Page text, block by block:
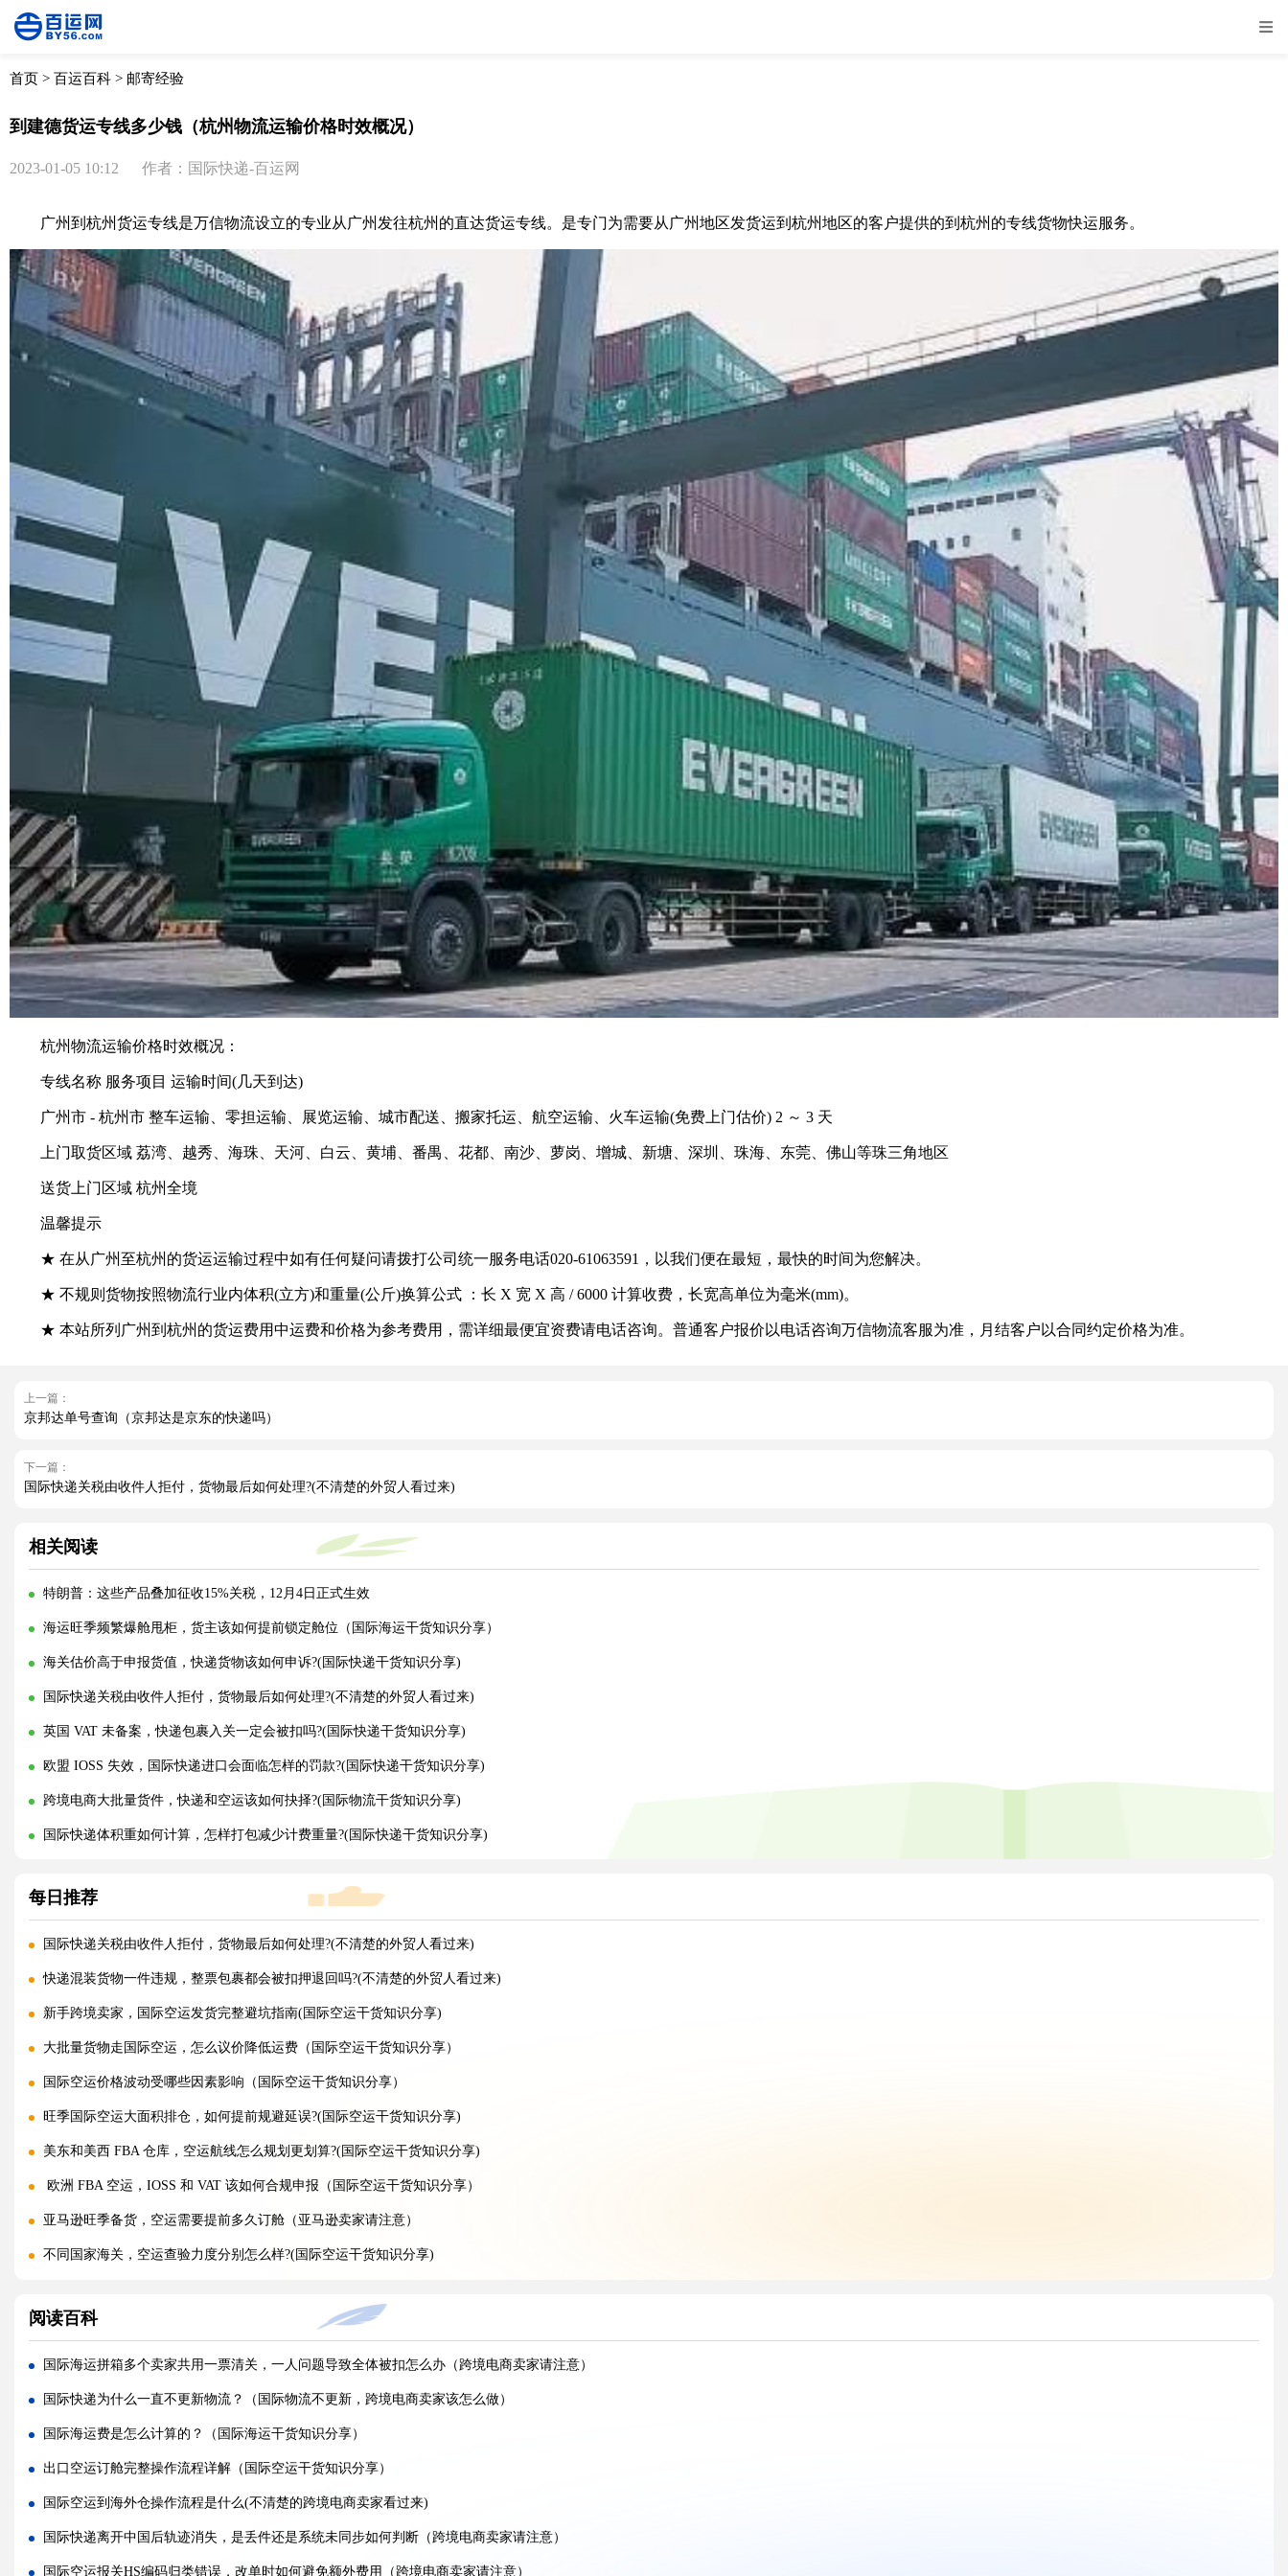
首页 > 百运百科 > 邮寄经验
到建德货运专线多少钱（杭州物流运输价格时效概况）
2023-01-05 10:12 作者：国际快递-百运网
广州到杭州货运专线是万信物流设立的专业从广州发往杭州的直达货运专线。是专门为需要从广州地区发货运到杭州地区的客户提供的到杭州的专线货物快运服务。
杭州物流运输价格时效概况：
专线名称 服务项目 运输时间(几天到达)
广州市 - 杭州市 整车运输、零担运输、展览运输、城市配送、搬家托运、航空运输、火车运输(免费上门估价) 2 ～ 3 天
上门取货区域 荔湾、越秀、海珠、天河、白云、黄埔、番禺、花都、南沙、萝岗、增城、新塘、深圳、珠海、东莞、佛山等珠三角地区
送货上门区域 杭州全境
温馨提示
★ 在从广州至杭州的货运运输过程中如有任何疑问请拨打公司统一服务电话020-61063591，以我们便在最短，最快的时间为您解决。
★ 不规则货物按照物流行业内体积(立方)和重量(公斤)换算公式 ：长 X 宽 X 高 / 6000 计算收费，长宽高单位为毫米(mm)。
★ 本站所列广州到杭州的货运费用中运费和价格为参考费用，需详细最便宜资费请电话咨询。普通客户报价以电话咨询万信物流客服为准，月结客户以合同约定价格为准。
上一篇：
京邦达单号查询（京邦达是京东的快递吗）
下一篇：
国际快递关税由收件人拒付，货物最后如何处理?(不清楚的外贸人看过来)
相关阅读
特朗普：这些产品叠加征收15%关税，12月4日正式生效
海运旺季频繁爆舱甩柜，货主该如何提前锁定舱位（国际海运干货知识分享）
海关估价高于申报货值，快递货物该如何申诉?(国际快递干货知识分享)
国际快递关税由收件人拒付，货物最后如何处理?(不清楚的外贸人看过来)
英国 VAT 未备案，快递包裹入关一定会被扣吗?(国际快递干货知识分享)
欧盟 IOSS 失效，国际快递进口会面临怎样的罚款?(国际快递干货知识分享)
跨境电商大批量货件，快递和空运该如何抉择?(国际物流干货知识分享)
国际快递体积重如何计算，怎样打包减少计费重量?(国际快递干货知识分享)
每日推荐
国际快递关税由收件人拒付，货物最后如何处理?(不清楚的外贸人看过来)
快递混装货物一件违规，整票包裹都会被扣押退回吗?(不清楚的外贸人看过来)
新手跨境卖家，国际空运发货完整避坑指南(国际空运干货知识分享)
大批量货物走国际空运，怎么议价降低运费（国际空运干货知识分享）
国际空运价格波动受哪些因素影响（国际空运干货知识分享）
旺季国际空运大面积排仓，如何提前规避延误?(国际空运干货知识分享)
美东和美西 FBA 仓库，空运航线怎么规划更划算?(国际空运干货知识分享)
欧洲 FBA 空运，IOSS 和 VAT 该如何合规申报（国际空运干货知识分享）
亚马逊旺季备货，空运需要提前多久订舱（亚马逊卖家请注意）
不同国家海关，空运查验力度分别怎么样?(国际空运干货知识分享)
空运货物 AMS、ENS 预申报填错有什么后果?(国际空运干货知识分享)
空运品名申报错误，会面临哪些罚款与处罚?(国际空运干货知识分享)
国际空运货物被扣，最快多久可以清关放行?(国际空运干货知识分享)
国际空运计费重与实际重、体积重怎么换算（国际空运干货知识分享）
普通货物走国际空运最低多少公斤起运（不清楚的外贸人看过来）
国际空运和国际快递到底有哪些核心区别（国际物流干货知识分享）
国际空运计费重与实际重、体积重怎么换算（国际空运干货知识分享）
国际空运客机和全货机分别适合运什么货物（国际空运干货知识分享）
阅读百科
国际海运拼箱多个卖家共用一票清关，一人问题导致全体被扣怎么办（跨境电商卖家请注意）
国际快递为什么一直不更新物流？（国际物流不更新，跨境电商卖家该怎么做）
国际海运费是怎么计算的？（国际海运干货知识分享）
出口空运订舱完整操作流程详解（国际空运干货知识分享）
国际空运到海外仓操作流程是什么(不清楚的跨境电商卖家看过来)
国际快递离开中国后轨迹消失，是丢件还是系统未同步如何判断（跨境电商卖家请注意）
国际空运报关HS编码归类错误，改单时如何避免额外费用（跨境电商卖家请注意）